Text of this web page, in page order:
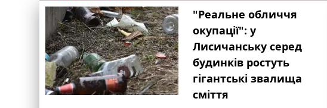
"Реальне обличчя
окупації": у
Лисичанську серед
будинків ростуть
гігантські звалища
сміття